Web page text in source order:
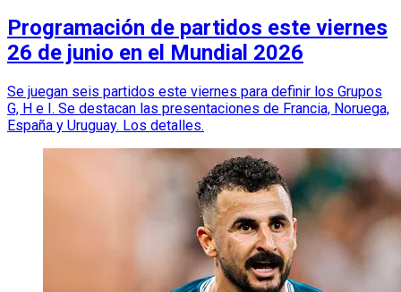
Programación de partidos este viernes
26 de junio en el Mundial 2026
Se juegan seis partidos este viernes para definir los Grupos
G, H e I. Se destacan las presentaciones de Francia, Noruega,
España y Uruguay. Los detalles.